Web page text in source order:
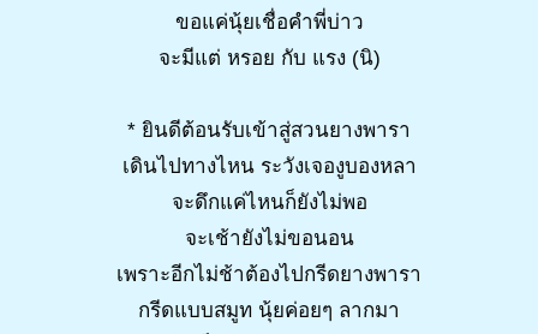
ขอแค่นุ้ยเชื่อคำพี่บ่าว
จะมีแต่ หรอย กับ แรง (นิ)
* ยินดีต้อนรับเข้าสู่สวนยางพารา
เดินไปทางไหน ระวังเจองูบองหลา
จะดึกแค่ไหนก็ยังไม่พอ
จะเช้ายังไม่ขอนอน
เพราะอีกไม่ช้าต้องไปกรีดยางพารา
กรีดแบบสมูท นุ้ยค่อยๆ ลากมา